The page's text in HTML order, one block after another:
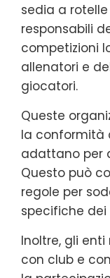
sedia a
responsabili
competizioni
allenatori e
giocatori.
Queste
la conformità
adattano per
Questo può
regole per
specifiche
Inoltre, gli
con club e